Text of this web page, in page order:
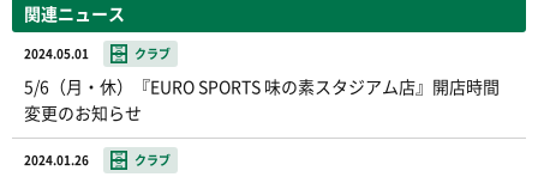
関連ニュース
2024.05.01 クラブ
5/6（月・休）『EURO SPORTS 味の素スタジアム店』開店時間
変更のお知らせ
2024.01.26 クラブ